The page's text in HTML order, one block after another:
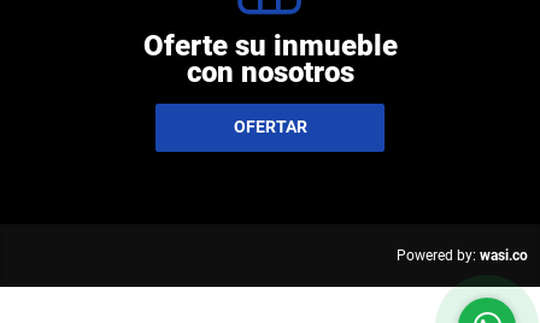
Oferte su inmueble
con nosotros
OFERTAR
Powered by: wasi.co